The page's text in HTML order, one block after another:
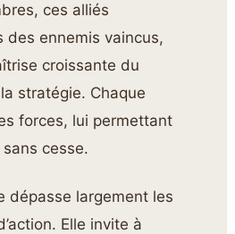
ces alliés
des ennemis vaincus,
croissante du
stratégie. Chaque
forces, lui permettant
cesse.
dépasse largement les
Elle invite à